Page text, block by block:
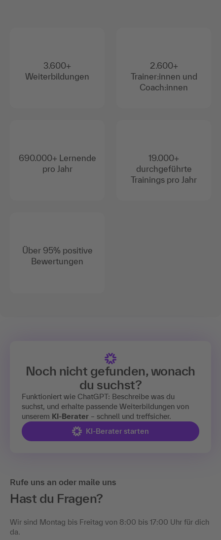
3.600+
Weiterbildungen
690.000+ Lernende
pro Jahr
Über 95% positive
Bewertungen
2.600+
Trainer:innen und
Coach:innen
19.000+
durchgeführte
Trainings pro Jahr
Noch nicht gefunden, wonach
du suchst?
Funktioniert wie ChatGPT: Beschreibe was du
suchst, und erhalte passende Weiterbildungen von
unserem KI-Berater – schnell und treffsicher.
KI-Berater starten
Rufe uns an oder maile uns
Hast du Fragen?
Wir sind Montag bis Freitag von 8:00 bis 17:00 Uhr für dich
da.